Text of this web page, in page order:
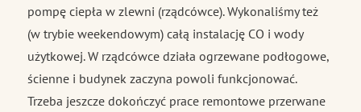
pompę ciepła w zlewni (rządcówce). Wykonaliśmy też
(w trybie weekendowym) całą instalację CO i wody
użytkowej. W rządcówce działa ogrzewane podłogowe,
ścienne i budynek zaczyna powoli funkcjonować.
Trzeba jeszcze dokończyć prace remontowe przerwane